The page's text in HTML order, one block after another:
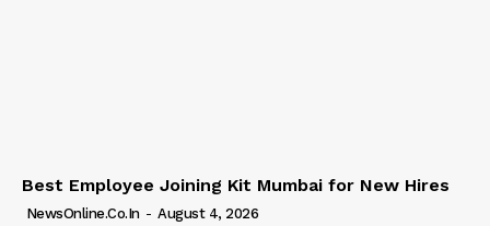
Best Employee Joining Kit Mumbai for New Hires
NewsOnline.co.in - August 4, 2026